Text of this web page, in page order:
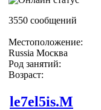
3550 сообщений
Местоположение:
Russia Москва
Род занятий:
Возраст:
le7el5is.M